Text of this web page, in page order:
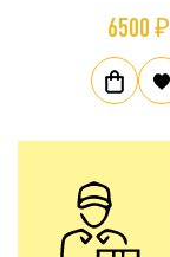
6500 ₽